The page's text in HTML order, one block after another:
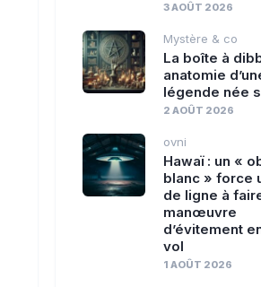
3 AOÛT 2026
Mystère & co
La boîte à
anatomie
légende née
2 AOÛT 2026
ovni
Hawaï : un «
blanc » force
de ligne à
manœuvre
d’évitement
vol
1 AOÛT 2026